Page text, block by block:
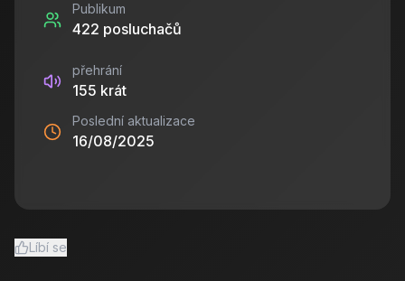
Publikum
422 posluchačů
přehrání
155 krát
Poslední aktualizace
16/08/2025
Líbí se